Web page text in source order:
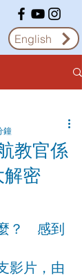
English
教官係
密
鐘
？　感到
影片，由